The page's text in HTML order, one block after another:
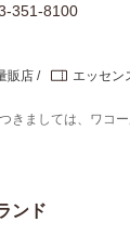
351-8100
販店 エッセン
きましては、ワコ
ンド